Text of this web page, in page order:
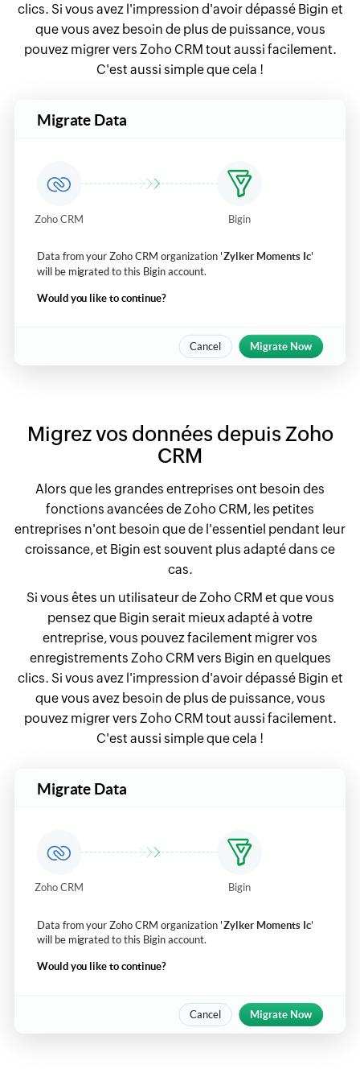
clics. Si vous avez l'impression d'avoir dépassé Bigin et
que vous avez besoin de plus de puissance, vous
pouvez migrer vers Zoho CRM tout aussi facilement.
C'est aussi simple que cela !
Migrez vos données depuis Zoho
CRM
Alors que les grandes entreprises ont besoin des
fonctions avancées de Zoho CRM, les petites
entreprises n'ont besoin que de l'essentiel pendant leur
croissance, et Bigin est souvent plus adapté dans ce
cas.
Si vous êtes un utilisateur de Zoho CRM et que vous
pensez que Bigin serait mieux adapté à votre
entreprise, vous pouvez facilement migrer vos
enregistrements Zoho CRM vers Bigin en quelques
clics. Si vous avez l'impression d'avoir dépassé Bigin et
que vous avez besoin de plus de puissance, vous
pouvez migrer vers Zoho CRM tout aussi facilement.
C'est aussi simple que cela !